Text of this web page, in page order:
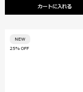
カートに入れる
25% OFF
NEW